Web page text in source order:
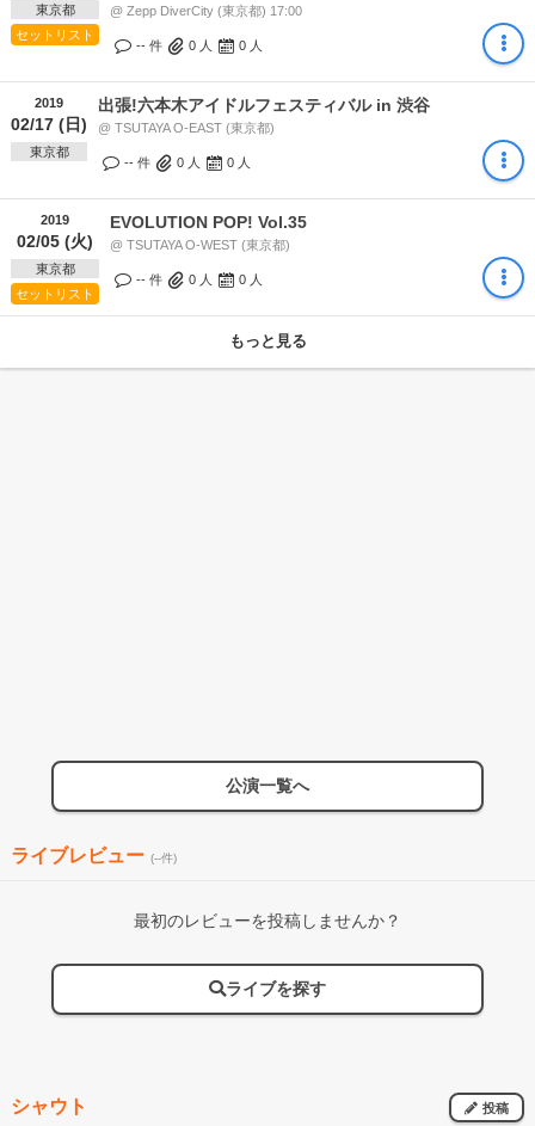
東京都
セットリスト
@ Zepp DiverCity (東京都) 17:00
-- 件 0 人 0 人
2019
02/17 (日)
東京都
出張!六本木アイドルフェスティバル in 渋谷
@ TSUTAYA O-EAST (東京都)
-- 件 0 人 0 人
2019
02/05 (火)
東京都
セットリスト
EVOLUTION POP! Vol.35
@ TSUTAYA O-WEST (東京都)
-- 件 0 人 0 人
もっと見る
公演一覧へ
ライブレビュー (--件)
最初のレビューを投稿しませんか？
ライブを探す
シャウト 投稿